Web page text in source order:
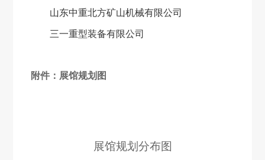
山东中重北方矿山机械有限公司
三一重型装备有限公司
附件：展馆规划图
展馆规划分布图